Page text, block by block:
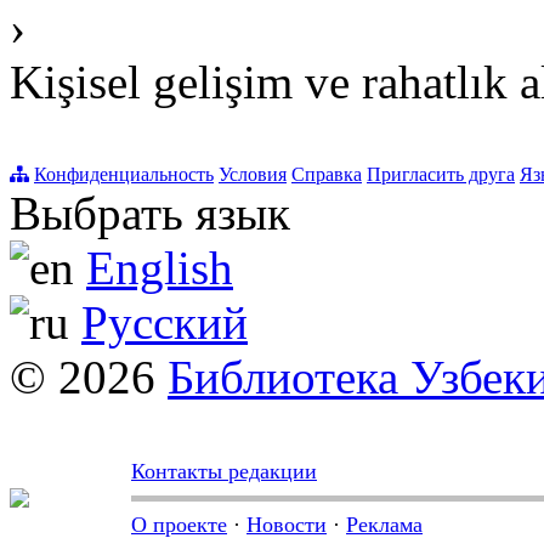
›
Kişisel gelişim ve rahatlık
Конфиденциальность Условия Справка Пригласить друга
Выбрать язык
English
Русский
© 2026 Библиотека
Контакты редакции
О проекте · Новости · Реклама